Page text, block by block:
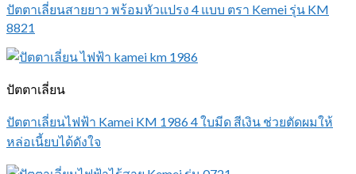
ปัตตาเลี่ยนสายยาว พร้อมหัวแปรง 4 แบบ ตรา Kemei รุ่น KM
8821
ปัตตาเลี่ยน
ปัตตาเลี่ยนไฟฟ้า Kamei KM 1986 4 ใบมีด สีเงิน ช่วยตัดผมให้
หล่อเนี้ยบได้ดังใจ